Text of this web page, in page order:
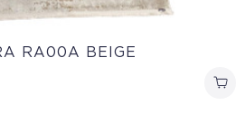
RA00A BEIGE